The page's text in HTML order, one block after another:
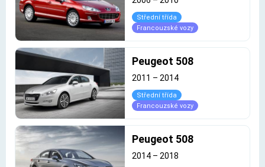
Střední třída
Francouzské vozy
Peugeot 508
2011 – 2014
Střední třída
Francouzské vozy
Peugeot 508
2014 – 2018